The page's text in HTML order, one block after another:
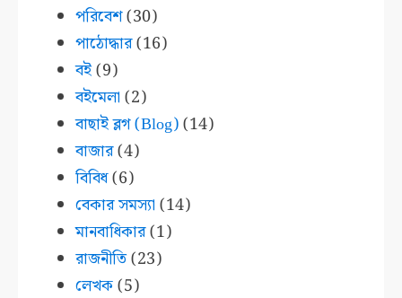
পরিবেশ(30)
পাঠোদ্ধার(16)
বই(9)
বইমেলা (2)
বাছাই ব্লগ (Blog)(14)
বাজার(4)
বিবিধ(6)
বেকার সমস্যা (14)
মানবাধিকার(1)
রাজনীতি(23)
লেখক(5)